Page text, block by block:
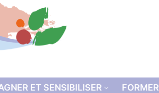
ET SENSIBILISER
FORMER